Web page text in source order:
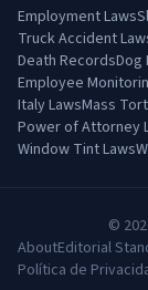
Employment Laws
Truck Accident
Death RecordsDog
Employee
Italy LawsMass Tort
Power of Attorney
Window Tint Laws
©
AboutEditorial
Política de